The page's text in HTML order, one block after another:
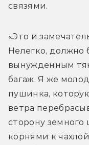
связями.
«Это и
Нелегко, должно
вынужденным
багаж. Я же
пушинка,
ветра
сторону
корнями к